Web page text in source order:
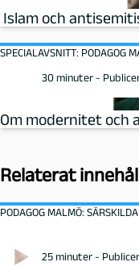
Islam och
SPECIALAVSNITT: PODAGOG
30 minuter -
Om modernitet och
Relaterat
PODAGOG MALMÖ:
25 minuter -